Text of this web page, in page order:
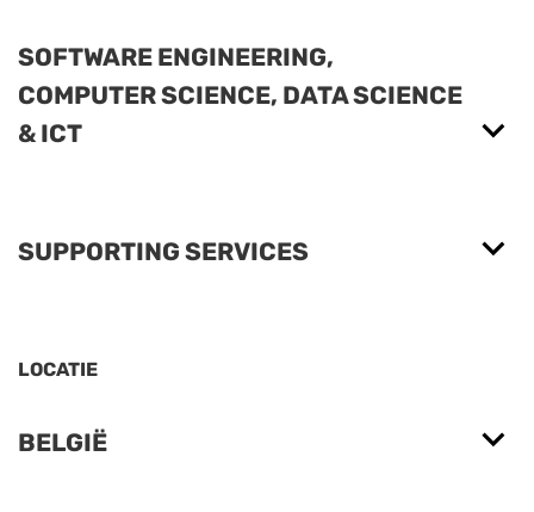
SOFTWARE ENGINEERING,
COMPUTER SCIENCE, DATA SCIENCE
& ICT
SUPPORTING SERVICES
LOCATIE
BELGIË